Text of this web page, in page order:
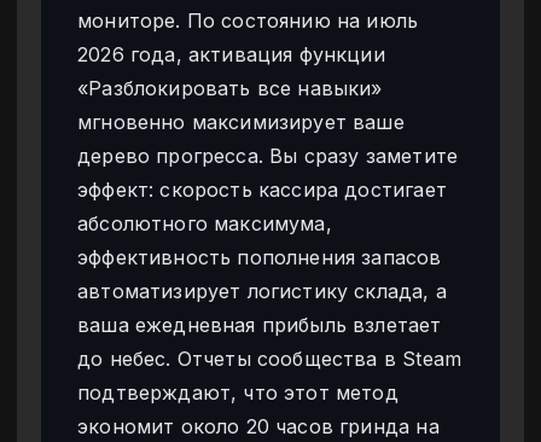
мониторе. По состоянию на июль
2026 года, активация функции
«Разблокировать все навыки»
мгновенно максимизирует ваше
дерево прогресса. Вы сразу заметите
эффект: скорость кассира достигает
абсолютного максимума,
эффективность пополнения запасов
автоматизирует логистику склада, а
ваша ежедневная прибыль взлетает
до небес. Отчеты сообщества в Steam
подтверждают, что этот метод
экономит около 20 часов гринда на